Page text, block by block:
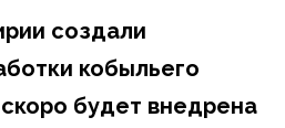
создали
кобыльего
будет внедрена